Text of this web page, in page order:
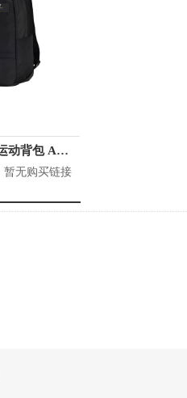
李宁 篮球系列运动背包 ABSQ064
暂无购买链接